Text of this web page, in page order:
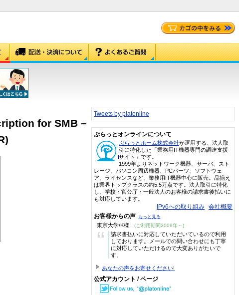
for SMB –
Tweets by platonline
ぷらっとオンラインについて
ぷらっとホーム株式会社が運用する、法人取
引に特化した「業務用IT機器専門の調達支援
サイト」です。
1999年よりネットワーク機器、サーバ、スト
レージ、パソコン周辺機器、PCパーツ、ソフトウェ
ア、ライセンスなど、業務用IT機器中心に販売。品揃え
は業界トップクラスの約5.5万点です。法人取引に特化
し、学校・官公庁・一般法人のお客様の請求書後払いに
も対応しています。
IPv6への取り組み 会社概要
お客様からの声 もっと見る
東京大学/K様 (ご利用期間2009年～)
“
請求書払いに対応していただいているので利用
しております。メールでの問い合わせにも丁寧
に対応していただけるので大変ありがたいで
す。
あなたの声をお寄せください!
公式アカウント / ページ